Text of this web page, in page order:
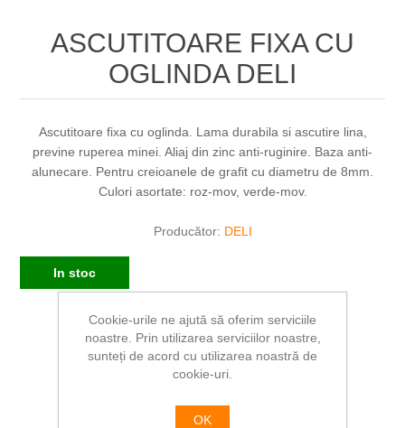
ASCUTITOARE FIXA CU
OGLINDA DELI
Ascutitoare fixa cu oglinda. Lama durabila si ascutire lina,
previne ruperea minei. Aliaj din zinc anti-ruginire. Baza anti-
alunecare. Pentru creioanele de grafit cu diametru de 8mm.
Culori asortate: roz-mov, verde-mov.
Producător: DELI
In stoc
SKU: DLER10004
45,97 RON
ADAUGĂ ÎN COȘ
Cookie-urile ne ajută să oferim serviciile
noastre. Prin utilizarea serviciilor noastre,
sunteți de acord cu utilizarea noastră de
cookie-uri.
OK